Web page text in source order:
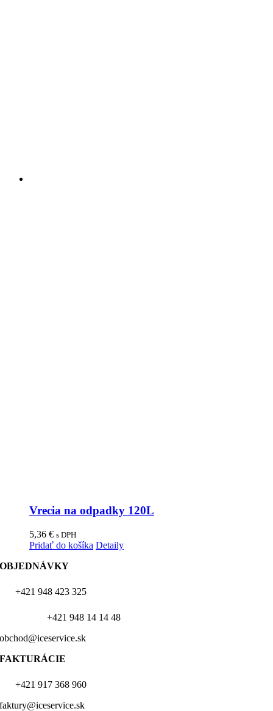
Vrecia na odpadky 120L
5,36 € s DPH
Pridať do košíka Detaily
OBJEDNÁVKY
+421 948 423 325
+421 948 14 14 48
obchod@iceservice.sk
FAKTURÁCIE
+421 917 368 960
faktury@iceservice.sk